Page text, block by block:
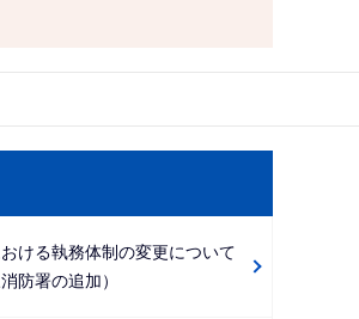
ける執務体制の変更について
消防署の追加）